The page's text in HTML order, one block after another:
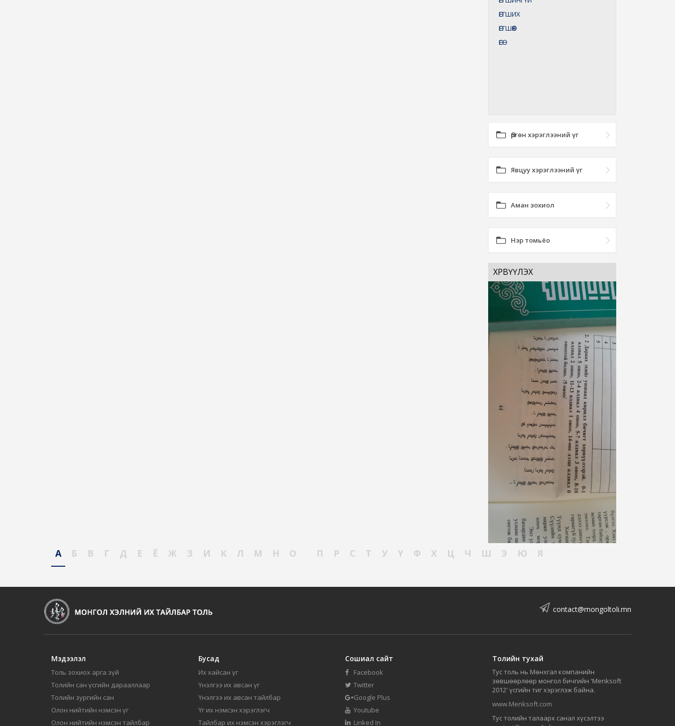
ӨЕГШИХ
ӨЕГШӨӨХ
ӨЕӨ
Өргөн хэрэглээний үг
Явцуу хэрэглээний үг
Аман зохиол
Нэр томьёо
ХӨРВҮҮЛЭХ
А Б В Г Д Е Ё Ж З И К Л М Н О П Р С Т У Ү Ф Х Ц Ч Ш Э Ю Я
contact@mongoltoli.mn
Мэдээлэл
Толь зохиох арга зүй
Толийн сан үсгийн дарааллаар
Толийн зургийн сан
Олон нийтийн нэмсэн үг
Олон нийтийн нэмсэн тайлбар
Бусад
Их хайсан үг
Үнэлгээ их авсан үг
Үнэлгээ их авсан тайлбар
Үг их нэмсэн хэрэглэгч
Тайлбар их нэмсэн хэрэглэгч
Сошиал сайт
Facebook
Twitter
Google Plus
Youtube
Linked In
Толийн тухай
Тус толь нь Мөнхгал компанийн
зөвшөөрлөөр монгол бичгийн 'Menksoft
2012' үсгийн тиг хэрэглэж байна.
www.Menksoft.com
Тус толийн талаарх санал хүсэлтээ